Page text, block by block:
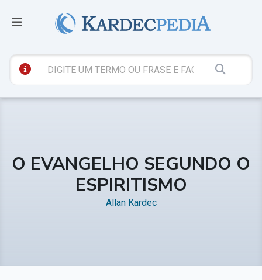
O EVANGELHO SEGUNDO O
ESPIRITISMO
Allan Kardec